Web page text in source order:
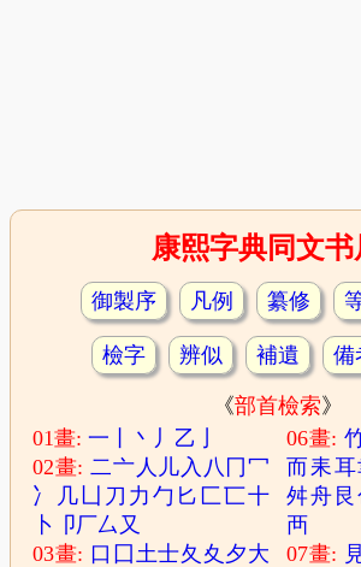
康熙字典同文书
御製序 凡例 纂修
檢字 辨似 補遺 備
《部首檢索》
01畫:一 丶 丿 乙
02畫:二亠 人 儿入 八 冂冖
冫
几 凵 刀 力 勹 匕 匚匸十
卜
卩厂厶 又
03畫: 口 囗 土士夂 夊 夕大
06畫:
而耒耳
舛舟 艮
襾
07畫: